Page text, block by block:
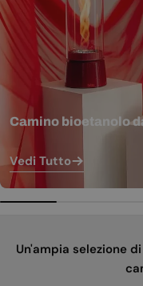
Camino bioetanolo
Vedi Tutto
Un'ampia selezione